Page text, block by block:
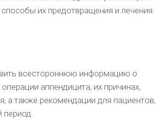
их предотвращения и лечения.
всестороннюю информацию о
аппендицита, их причинах,
а также рекомендации для пациентов,
период.